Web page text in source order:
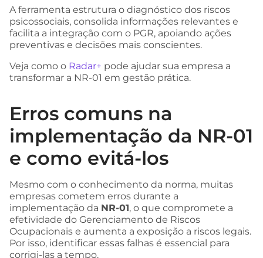
A ferramenta estrutura o diagnóstico dos riscos
psicossociais, consolida informações relevantes e
facilita a integração com o PGR, apoiando ações
preventivas e decisões mais conscientes.
Veja como o Radar+ pode ajudar sua empresa a
transformar a NR-01 em gestão prática.
Erros comuns na
implementação da NR-01
e como evitá-los
Mesmo com o conhecimento da norma, muitas
empresas cometem erros durante a
implementação da NR-01, o que compromete a
efetividade do Gerenciamento de Riscos
Ocupacionais e aumenta a exposição a riscos legais.
Por isso, identificar essas falhas é essencial para
corrigi-las a tempo.